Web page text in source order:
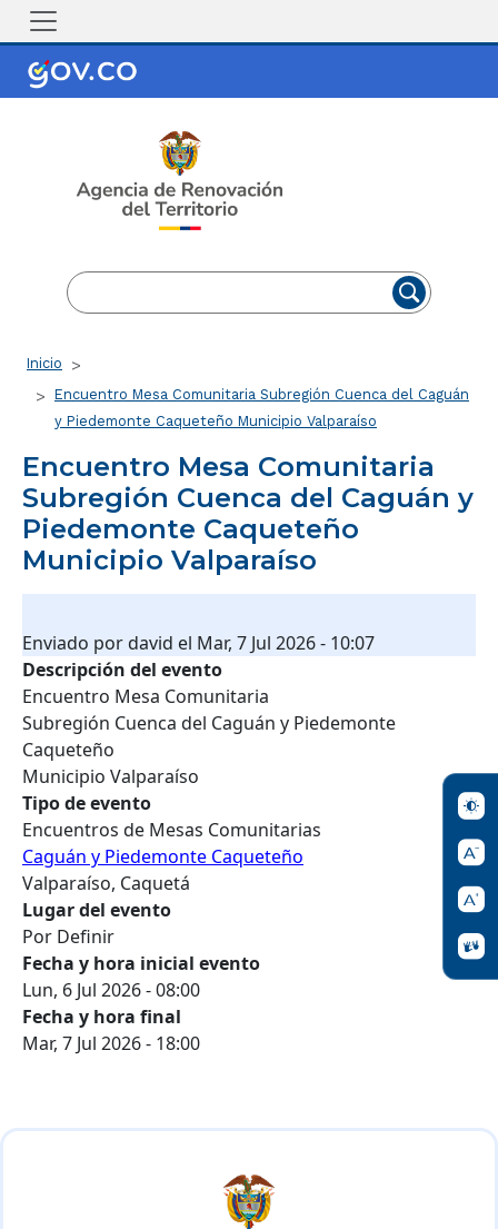
Pasar al contenido principal
Ruta de navegación
Inicio
Encuentro Mesa Comunitaria Subregión Cuenca del Caguán
y Piedemonte Caqueteño Municipio Valparaíso
Encuentro Mesa Comunitaria
Subregión Cuenca del Caguán y
Piedemonte Caqueteño
Municipio Valparaíso
Enviado pordavid el Mar, 7 Jul 2026 - 10:07
Descripción del evento
Encuentro Mesa Comunitaria
Subregión Cuenca del Caguán y Piedemonte
Caqueteño
Municipio Valparaíso
Tipo de evento
Encuentros de Mesas Comunitarias
Caguán y Piedemonte Caqueteño
Valparaíso, Caquetá
Lugar del evento
Por Definir
Fecha y hora inicial evento
Lun, 6 Jul 2026 - 08:00
Fecha y hora final
Mar, 7 Jul 2026 - 18:00